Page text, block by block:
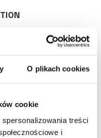
O plikach cookies
cookie
treści
i